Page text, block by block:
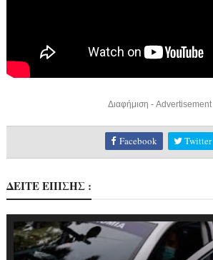
Διαφήμιση - Advertisement
Facebook Twitter
ΔΕΙΤΕ ΕΠΙΣΗΣ :